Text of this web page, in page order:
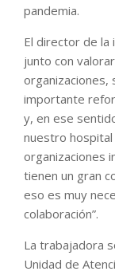
pandemia.
El director de la
junto con
organizaciones,
importante
y, en ese
nuestro hospital
organizaciones
tienen un gran
eso es muy
colaboración”.
La trabajadora
Unidad de